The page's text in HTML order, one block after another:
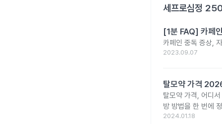
세프로심정
[1분 FAQ] 카페
카페인 중독 증상,
2023.09.07
탈모약 가격
탈모약 가격, 어디
방 방법을 한 번에
2024.01.18